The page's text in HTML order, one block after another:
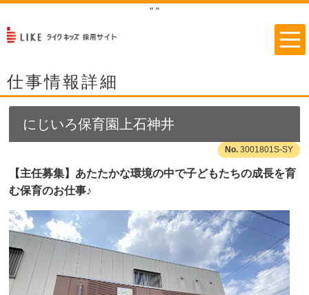
" "
仕事情報詳細
にじいろ保育園上石神井
3001801S-SY
【主任募集】あたたかな環境の中で子どもたちの成長を育
む保育のお仕事♪